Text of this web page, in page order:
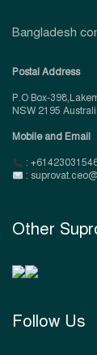
Bangladesh
Postal Address
P.O Box-
NSW 2195
Mobile and Email
:
:
Other
Follow Us